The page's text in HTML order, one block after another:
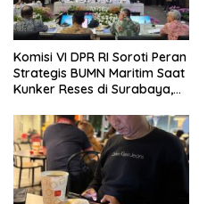
Komisi VI DPR RI Soroti Peran
Strategis BUMN Maritim Saat
Kunker Reses di Surabaya,